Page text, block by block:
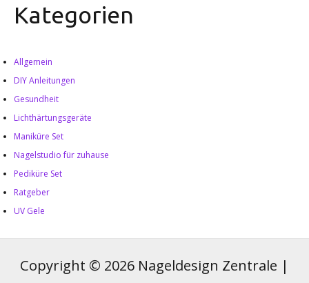
Kategorien
Allgemein
DIY Anleitungen
Gesundheit
Lichthärtungsgeräte
Maniküre Set
Nagelstudio für zuhause
Pediküre Set
Ratgeber
UV Gele
Copyright © 2026 Nageldesign Zentrale |